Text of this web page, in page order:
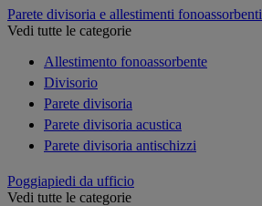
Parete divisoria e allestimenti fonoassorbenti
Vedi tutte le categorie
Allestimento fonoassorbente
Divisorio
Parete divisoria
Parete divisoria acustica
Parete divisoria antischizzi
Poggiapiedi da ufficio
Vedi tutte le categorie